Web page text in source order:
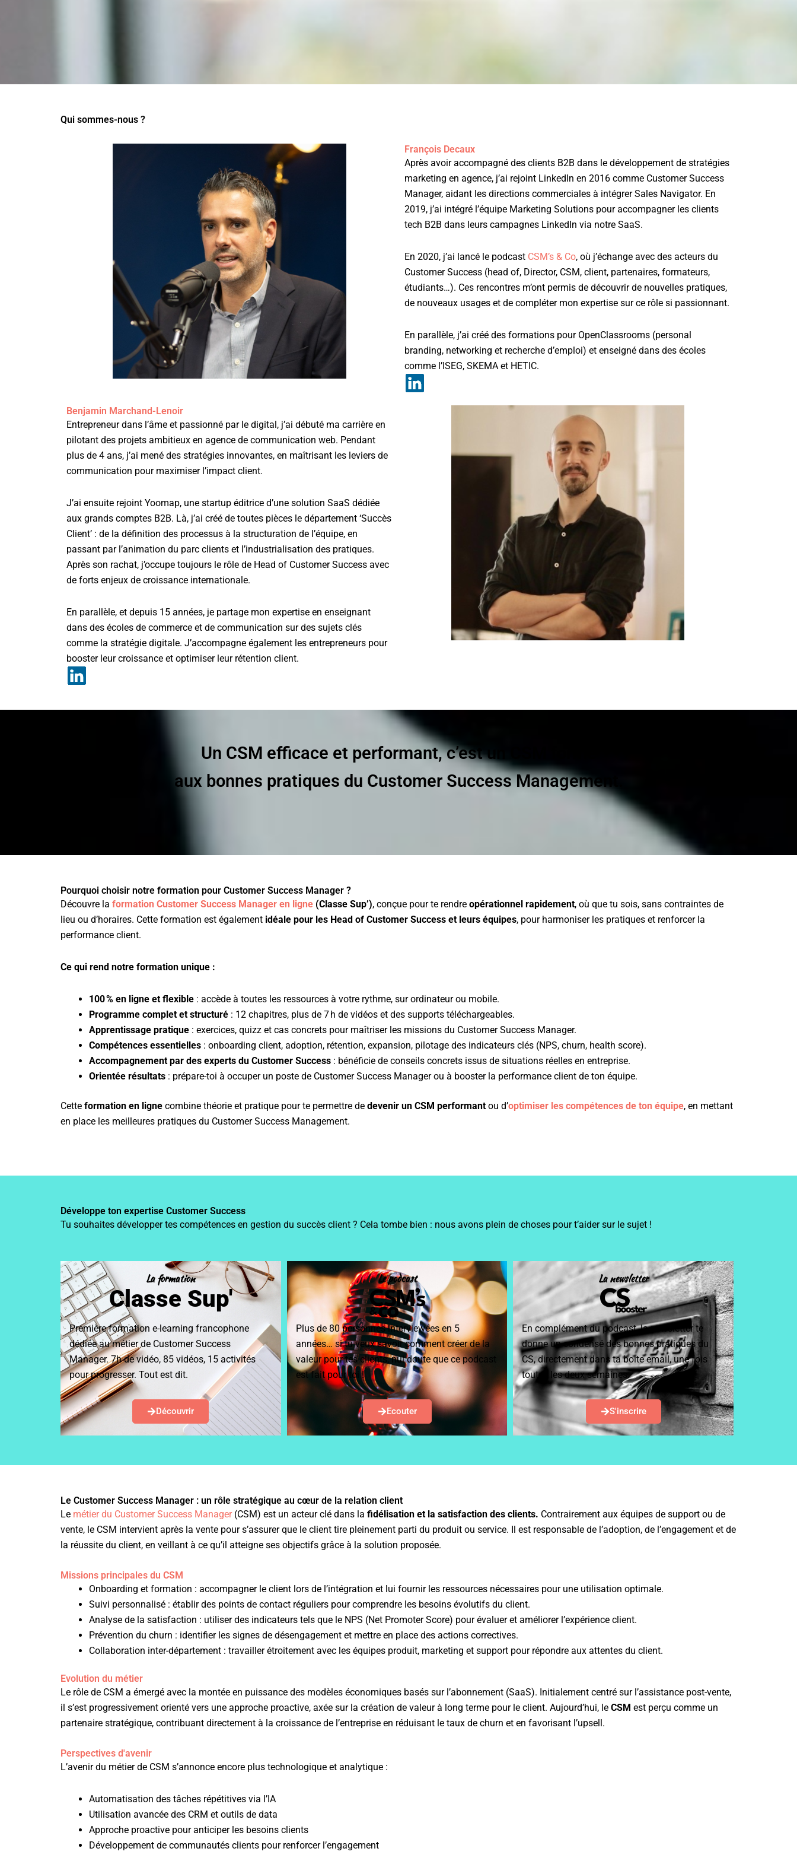
Qui sommes-nous ?
François Decaux
Après avoir accompagné des clients B2B dans le développement de stratégies
marketing en agence, j’ai rejoint LinkedIn en 2016 comme Customer Success
Manager, aidant les directions commerciales à intégrer Sales Navigator. En
2019, j’ai intégré l’équipe Marketing Solutions pour accompagner les clients
tech B2B dans leurs campagnes LinkedIn via notre SaaS.
En 2020, j’ai lancé le podcast CSM’s & Co, où j’échange avec des acteurs du
Customer Success (head of, Director, CSM, client, partenaires, formateurs,
étudiants…). Ces rencontres m’ont permis de découvrir de nouvelles pratiques,
de nouveaux usages et de compléter mon expertise sur ce rôle si passionnant.
En parallèle, j’ai créé des formations pour OpenClassrooms (personal
branding, networking et recherche d’emploi) et enseigné dans des écoles
comme l’ISEG, SKEMA et HETIC.
Benjamin Marchand-Lenoir
Entrepreneur dans l’âme et passionné par le digital, j’ai débuté ma carrière en
pilotant des projets ambitieux en agence de communication web. Pendant
plus de 4 ans, j’ai mené des stratégies innovantes, en maîtrisant les leviers de
communication pour maximiser l’impact client.
J’ai ensuite rejoint Yoomap, une startup éditrice d’une solution SaaS dédiée
aux grands comptes B2B. Là, j’ai créé de toutes pièces le département ‘Succès
Client’ : de la définition des processus à la structuration de l’équipe, en
passant par l’animation du parc clients et l’industrialisation des pratiques.
Après son rachat, j’occupe toujours le rôle de Head of Customer Success avec
de forts enjeux de croissance internationale.
En parallèle, et depuis 15 années, je partage mon expertise en enseignant
dans des écoles de commerce et de communication sur des sujets clés
comme la stratégie digitale. J’accompagne également les entrepreneurs pour
booster leur croissance et optimiser leur rétention client.
Un CSM efficace et performant, c’est un CSM formé
aux bonnes pratiques du Customer Success Management.
Pourquoi choisir notre formation pour Customer Success Manager ?
Découvre la formation Customer Success Manager en ligne (Classe Sup’), conçue pour te rendre opérationnel rapidement, où que tu sois, sans contraintes de
lieu ou d’horaires. Cette formation est également idéale pour les Head of Customer Success et leurs équipes, pour harmoniser les pratiques et renforcer la
performance client.
Ce qui rend notre formation unique :
100 % en ligne et flexible : accède à toutes les ressources à votre rythme, sur ordinateur ou mobile.
Programme complet et structuré : 12 chapitres, plus de 7 h de vidéos et des supports téléchargeables.
Apprentissage pratique : exercices, quizz et cas concrets pour maîtriser les missions du Customer Success Manager.
Compétences essentielles : onboarding client, adoption, rétention, expansion, pilotage des indicateurs clés (NPS, churn, health score).
Accompagnement par des experts du Customer Success : bénéficie de conseils concrets issus de situations réelles en entreprise.
Orientée résultats : prépare-toi à occuper un poste de Customer Success Manager ou à booster la performance client de ton équipe.
Cette formation en ligne combine théorie et pratique pour te permettre de devenir un CSM performant ou d’optimiser les compétences de ton équipe, en mettant
en place les meilleures pratiques du Customer Success Management.
Développe ton expertise Customer Success
Tu souhaites développer tes compétences en gestion du succès client ? Cela tombe bien : nous avons plein de choses pour t’aider sur le sujet !
La formation
Classe Sup'
Première formation e-learning francophone
dédiée au métier de Customer Success
Manager. 7h de vidéo, 85 vidéos, 15 activités
pour progresser. Tout est dit.
Découvrir
Le podcast
Plus de 80 personnes interviewées en 5
années… si tu veux savoir comment créer de la
valeur pour tes clients, nul doute que ce podcast
est fait pour toi !
Ecouter
La newsletter
En complément du podcast, la newsletter te
donne un condensé des bonnes pratiques du
CS, directement dans ta boite email, une fois
toutes les deux semaines.
S'inscrire
Le Customer Success Manager : un rôle stratégique au cœur de la relation client
Le métier du Customer Success Manager(CSM) est un acteur clé dans la fidélisation et la satisfaction des clients. Contrairement aux équipes de support ou de
vente, le CSM intervient après la vente pour s’assurer que le client tire pleinement parti du produit ou service. Il est responsable de l’adoption, de l’engagement et de
la réussite du client, en veillant à ce qu’il atteigne ses objectifs grâce à la solution proposée.
Missions principales du CSM
Onboarding et formation : accompagner le client lors de l’intégration et lui fournir les ressources nécessaires pour une utilisation optimale.
Suivi personnalisé : établir des points de contact réguliers pour comprendre les besoins évolutifs du client.
Analyse de la satisfaction : utiliser des indicateurs tels que le NPS (Net Promoter Score) pour évaluer et améliorer l’expérience client.
Prévention du churn : identifier les signes de désengagement et mettre en place des actions correctives.
Collaboration inter-département : travailler étroitement avec les équipes produit, marketing et support pour répondre aux attentes du client.
Evolution du métier
Le rôle de CSM a émergé avec la montée en puissance des modèles économiques basés sur l’abonnement (SaaS). Initialement centré sur l’assistance post-vente,
il s’est progressivement orienté vers une approche proactive, axée sur la création de valeur à long terme pour le client. Aujourd’hui, le CSM est perçu comme un
partenaire stratégique, contribuant directement à la croissance de l’entreprise en réduisant le taux de churn et en favorisant l’upsell.
Perspectives d'avenir
L’avenir du métier de CSM s’annonce encore plus technologique et analytique :
Automatisation des tâches répétitives via l’IA
Utilisation avancée des CRM et outils de data
Approche proactive pour anticiper les besoins clients
Développement de communautés clients pour renforcer l’engagement